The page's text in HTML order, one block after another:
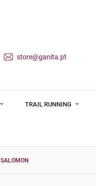
store@ganita.pt
TRAIL RUNNING
SALOMON